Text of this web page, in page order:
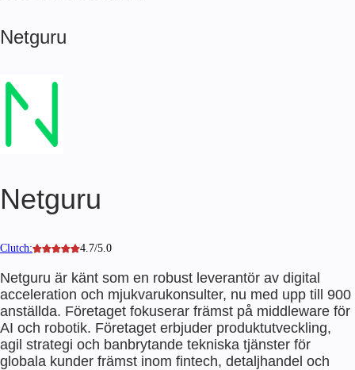
Netguru
Netguru
Clutch: 4.7/5.0
Netguru är känt som en robust leverantör av digital
acceleration och mjukvarukonsulter, nu med upp till 900
anställda. Företaget fokuserar främst på middleware för
AI och robotik. Företaget erbjuder produktutveckling,
agil strategi och banbrytande tekniska tjänster för
globala kunder främst inom fintech, detaljhandel och